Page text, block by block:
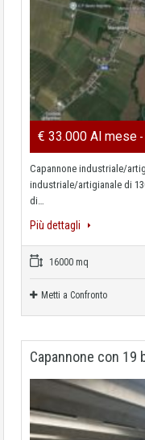
€ 33.000 Al mese
Capannone industriale/
industriale/artigianale di
di…
Più dettagli
16000 mq
Metti a Confronto
Capannone con